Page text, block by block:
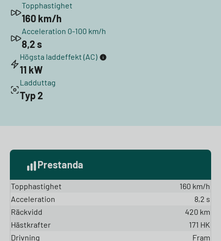
Topphastighet
160 km/h
Acceleration 0-100 km/h
8,2 s
Högsta laddeffekt (AC)
11 kW
Ladduttag
Typ 2
Prestanda
Topphastighet
160 km/h
Acceleration
8,2 s
Räckvidd
420 km
Hästkrafter
171 HK
Drivning
Fram